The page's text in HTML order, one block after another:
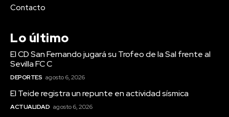
Contacto
Lo último
El CD San Fernando jugará su Trofeo de la Sal frente al
Sevilla FC C
DEPORTES agosto 6, 2026
El Teide registra un repunte en actividad sísmica
ACTUALIDAD agosto 6, 2026